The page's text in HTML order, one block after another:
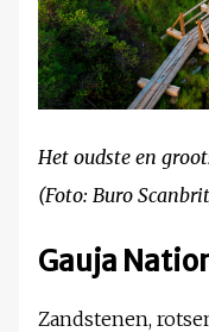
Het oudste en
(Foto: Buro
Gauja
Zandstenen,